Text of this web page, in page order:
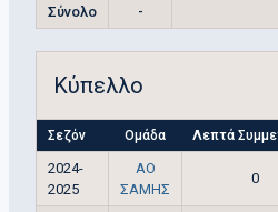
Σύνολο -
Κύπελλο
Σεζόν Ομάδα Λεπτά
2024-
2025
ΑΟ
ΣΑΜΗΣ
0